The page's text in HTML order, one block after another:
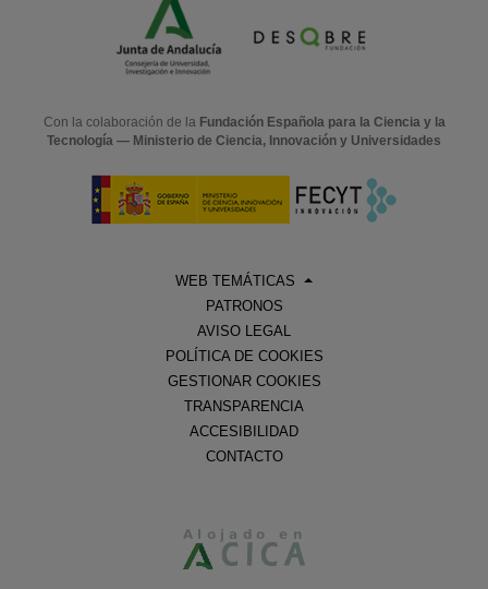
Con la colaboración de la Fundación Española para la Ciencia y la
Tecnología — Ministerio de Ciencia, Innovación y Universidades
WEB TEMÁTICAS
PATRONOS
AVISO LEGAL
POLÍTICA DE COOKIES
GESTIONAR COOKIES
TRANSPARENCIA
ACCESIBILIDAD
CONTACTO